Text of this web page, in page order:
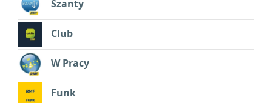
Szanty
Club
W Pracy
Funk